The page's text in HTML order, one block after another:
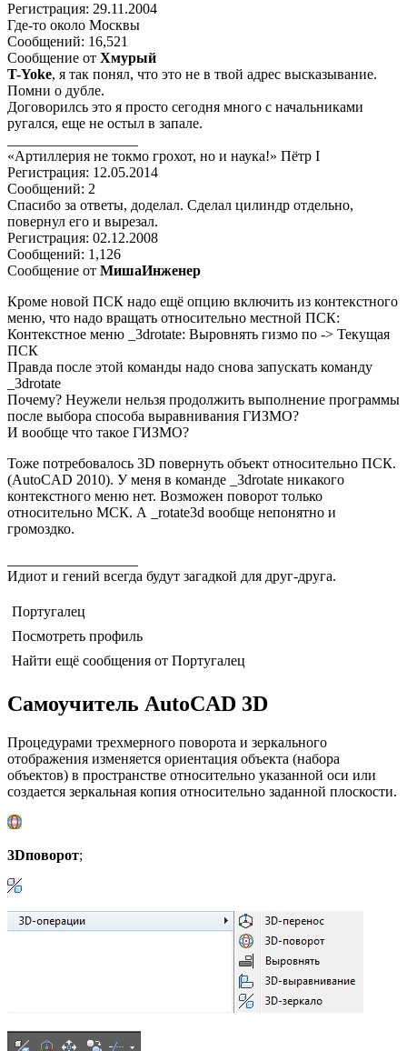
Регистрация: 29.11.2004
Где-то около Москвы
Сообщений: 16,521
Сообщение от Хмурый
T-Yoke, я так понял, что это не в твой адрес высказывание.
Помни о дубле.
Договорилсь это я просто сегодня много с начальниками
ругался, еще не остыл в запале.
«Артиллерия не токмо грохот, но и наука!» Пётр I
Регистрация: 12.05.2014
Сообщений: 2
Спасибо за ответы, доделал. Сделал цилиндр отдельно,
повернул его и вырезал.
Регистрация: 02.12.2008
Сообщений: 1,126
Сообщение от МишаИнженер
Кроме новой ПСК надо ещё опцию включить из контекстного
меню, что надо вращать относительно местной ПСК:
Контекстное меню _3drotate: Выровнять гизмо по -> Текущая
ПСК
Правда после этой команды надо снова запускать команду
_3drotate
Почему? Неужели нельзя продолжить выполнение программы
после выбора способа выравнивания ГИЗМО?
И вообще что такое ГИЗМО?
Тоже потребовалось 3D повернуть объект относительно ПСК.
(AutoCAD 2010). У меня в команде _3drotate никакого
контекстного меню нет. Возможен поворот только
относительно МСК. А _rotate3d вообще непонятно и
громоздко.
Идиот и гений всегда будут загадкой для друг-друга.
Португалец
Посмотреть профиль
Найти ещё сообщения от Португалец
Самоучитель AutoCAD 3D
Процедурами трехмерного поворота и зеркального
отображения изменяется ориентация объекта (набора
объектов) в пространстве относительно указанной оси или
создается зеркальная копия относительно заданной плоскости.
3Dповорот;